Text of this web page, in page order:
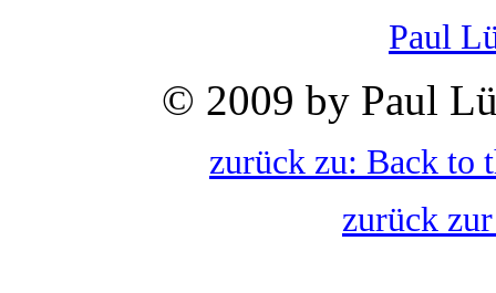
Paul
© 2009 by Paul
zurück zu: Back to
zurück